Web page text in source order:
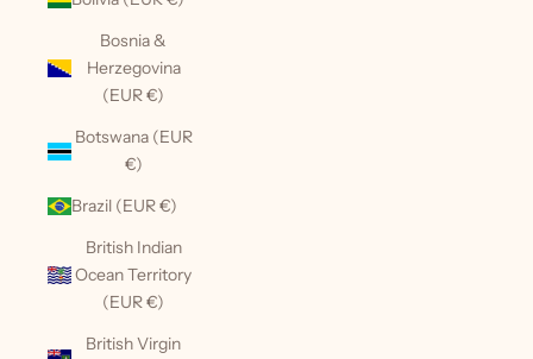
Bosnia &
Herzegovina
(EUR €)
Botswana (EUR
€)
Brazil (EUR €)
British Indian
Ocean Territory
(EUR €)
British Virgin